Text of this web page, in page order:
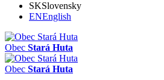
SKSlovensky
ENEnglish
Obec Stará Huta
Obec Stará Huta